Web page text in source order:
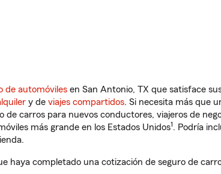
de automóviles en San Antonio, TX que satisface
y de viajes compartidos. Si necesita más que
carros para nuevos conductores, viajeros de
más grande en los Estados Unidos1. Podría
completado una cotización de seguro de